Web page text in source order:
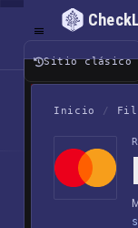
Sitio clásico
Inicio /